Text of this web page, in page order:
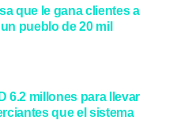
que le gana clientes a
pueblo de 20 mil
6.2 millones para llevar
que el sistema